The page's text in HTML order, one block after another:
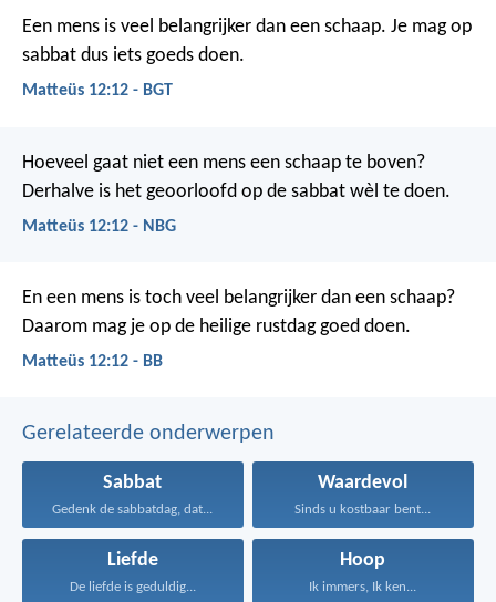
Een mens is veel belangrijker dan een schaap. Je mag op
sabbat dus iets goeds doen.
Matteüs 12:12 - BGT
Hoeveel gaat niet een mens een schaap te boven?
Derhalve is het geoorloofd op de sabbat wèl te doen.
Matteüs 12:12 - NBG
En een mens is toch veel belangrijker dan een schaap?
Daarom mag je op de heilige rustdag goed doen.
Matteüs 12:12 - BB
Gerelateerde onderwerpen
Sabbat
Gedenk de sabbatdag, dat...
Waardevol
Sinds u kostbaar bent...
Liefde
De liefde is geduldig...
Hoop
Ik immers, Ik ken...